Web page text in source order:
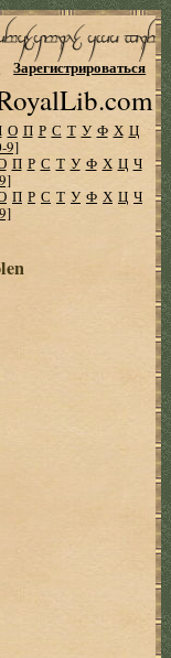
Зарегистрироваться
О П Р С Т У Ф Х Ц
9]
П Р С Т У Ф Х Ц Ч
П Р С Т У Ф Х Ц Ч